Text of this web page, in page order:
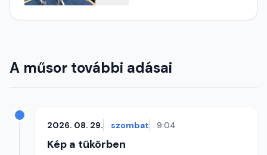
A műsor további adásai
2026. 08. 29. szombat 9:04
Kép a tükörben